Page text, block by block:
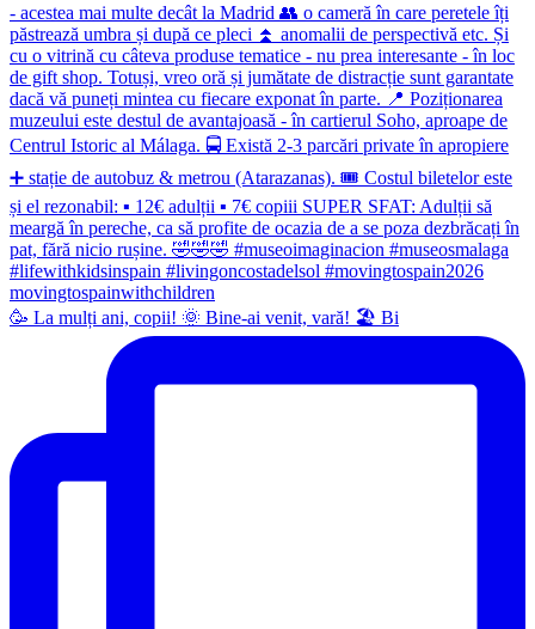
🥳 La mulți ani, copii! 🌞 Bine-ai venit, vară! 🏖 Bi